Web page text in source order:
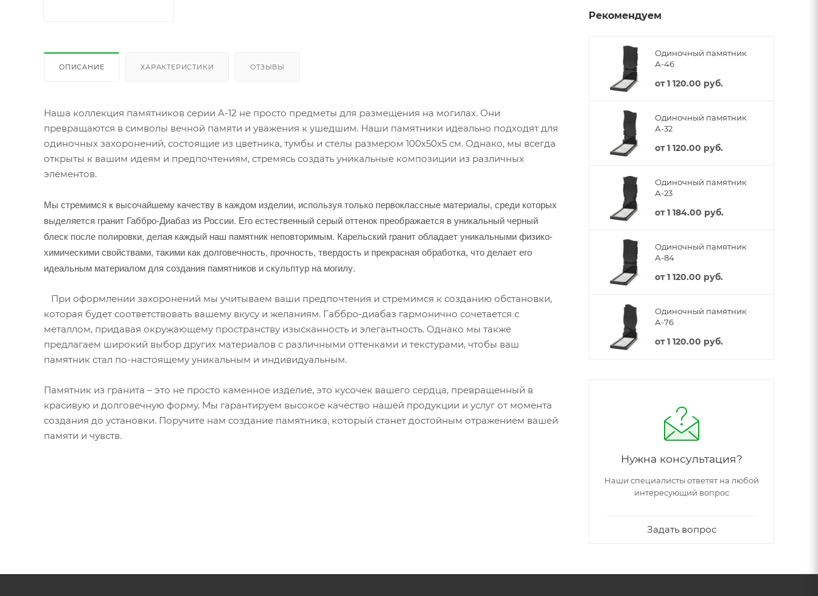
ОПИСАНИЕ ХАРАКТЕРИСТИКИ ОТЗЫВЫ
Наша коллекция памятников серии A-12 не просто предметы для размещения на могилах. Они
превращаются в символы вечной памяти и уважения к ушедшим. Наши памятники идеально подходят для
одиночных захоронений, состоящие из цветника, тумбы и стелы размером 100х50х5 см. Однако, мы всегда
открыты к вашим идеям и предпочтениям, стремясь создать уникальные композиции из различных
элементов.
Мы стремимся к высочайшему качеству в каждом изделии, используя только первоклассные материалы, среди которых
выделяется гранит Габбро-Диабаз из России. Его естественный серый оттенок преображается в уникальный черный
блеск после полировки, делая каждый наш памятник неповторимым. Карельский гранит обладает уникальными физико-
химическими свойствами, такими как долговечность, прочность, твердость и прекрасная обработка, что делает его
идеальным материалом для создания памятников и скульптур на могилу.
При оформлении захоронений мы учитываем ваши предпочтения и стремимся к созданию обстановки,
которая будет соответствовать вашему вкусу и желаниям. Габбро-диабаз гармонично сочетается с
металлом, придавая окружающему пространству изысканность и элегантность. Однако мы также
предлагаем широкий выбор других материалов с различными оттенками и текстурами, чтобы ваш
памятник стал по-настоящему уникальным и индивидуальным.
Памятник из гранита – это не просто каменное изделие, это кусочек вашего сердца, превращенный в
красивую и долговечную форму. Мы гарантируем высокое качество нашей продукции и услуг от момента
создания до установки. Поручите нам создание памятника, который станет достойным отражением вашей
памяти и чувств.
Рекомендуем
Одиночный памятник
А-46
от1 120.00 руб.
Одиночный памятник
А-32
от1 120.00 руб.
Одиночный памятник
А-23
от1 184.00 руб.
Одиночный памятник
А-84
от1 120.00 руб.
Одиночный памятник
А-76
от1 120.00 руб.
Нужна консультация?
Наши специалисты ответят на любой
интересующий вопрос
Задать вопрос